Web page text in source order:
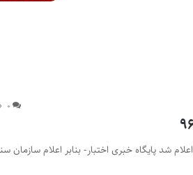
۰
نتایج نهایی مرحله تکمیل‌ظرفیت آزمون دکتری سال ۱۳۹۶ اعلام شد پایگاه خبری اختبار- بنابر اعلام